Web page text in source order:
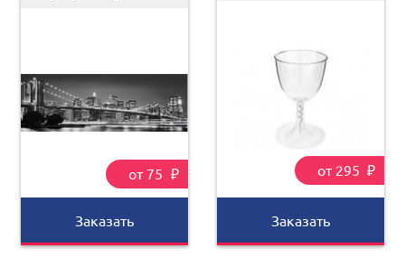
от 75 ₽
Заказать
от 295 ₽
Заказать